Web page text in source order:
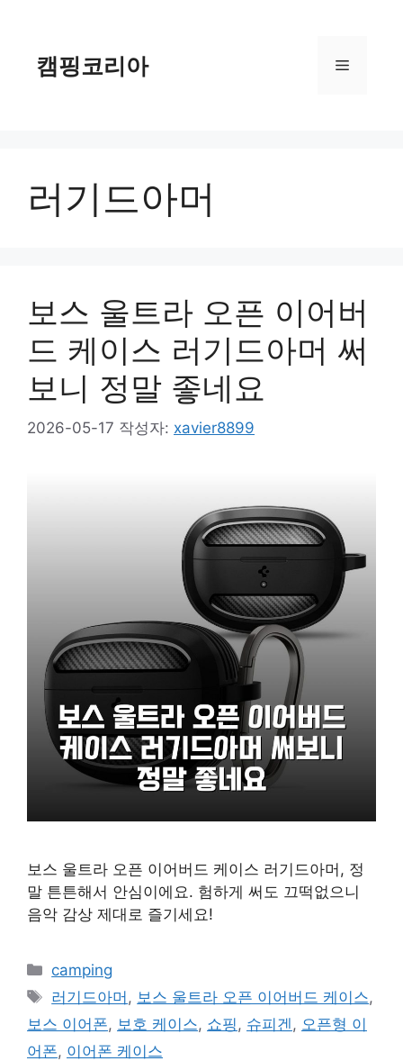
캠핑코리아 메
러기드아머
보스 울트라 오픈 이어버
드 케이스 러기드아머 써
보니 정말 좋네요
2026-05-17 작성자: xavier8899
보스 울트라 오픈 이어버드 케이스 러기드아머, 정
말 튼튼해서 안심이에요. 험하게 써도 끄떡없으니
음악 감상 제대로 즐기세요!
카
테
고
리
camping
태
그
러기드아머 , 보스 울트라 오픈 이어버드 케이스,
보스 이어폰, 보호 케이스, 쇼핑 , 슈피겐 , 오픈형 이
어폰, 이어폰 케이스